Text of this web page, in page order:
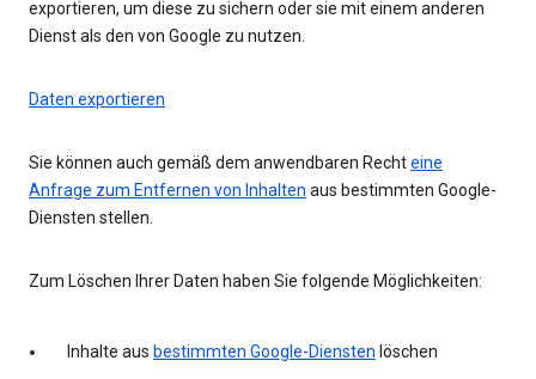
exportieren, um diese zu sichern oder sie mit einem anderen
Dienst als den von Google zu nutzen.
Daten exportieren
Sie können auch gemäß dem anwendbaren Rechteine
Anfrage zum Entfernen von Inhalten aus bestimmten Google-
Diensten stellen.
Zum Löschen Ihrer Daten haben Sie folgende Möglichkeiten:
Inhalte aus bestimmten Google-Diensten löschen